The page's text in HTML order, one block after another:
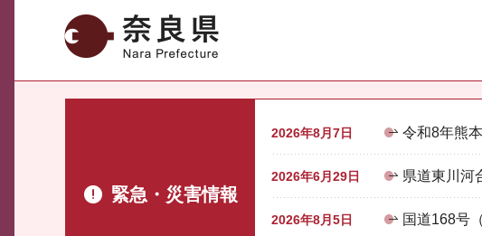
奈良県
緊急・災害情報
2026年8月7日 令和8年熊
2026年6月29日 県道東川河
2026年8月5日 国道168号